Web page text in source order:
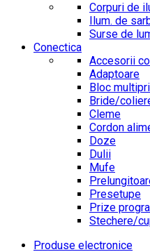
Corpuri de
Ilum. de
Surse de
Conectica
Accesorii
Adaptoare
Bloc
Bride/
Cleme
Cordon
Doze
Dulii
Mufe
Presetupe
Prize
Stechere/
Produse electronice